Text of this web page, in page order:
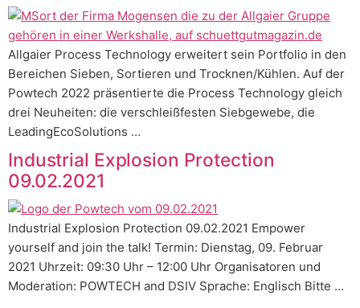
Allgaier Process Technology erweitert sein Portfolio in den
Bereichen Sieben, Sortieren und Trocknen/Kühlen. Auf der
Powtech 2022 präsentierte die Process Technology gleich
drei Neuheiten: die verschleißfesten Siebgewebe, die
LeadingEcoSolutions …
Industrial Explosion Protection
09.02.2021
Industrial Explosion Protection 09.02.2021 Empower
yourself and join the talk! Termin: Dienstag, 09. Februar
2021 Uhrzeit: 09:30 Uhr – 12:00 Uhr Organisatoren und
Moderation: POWTECH and DSIV Sprache: Englisch Bitte …